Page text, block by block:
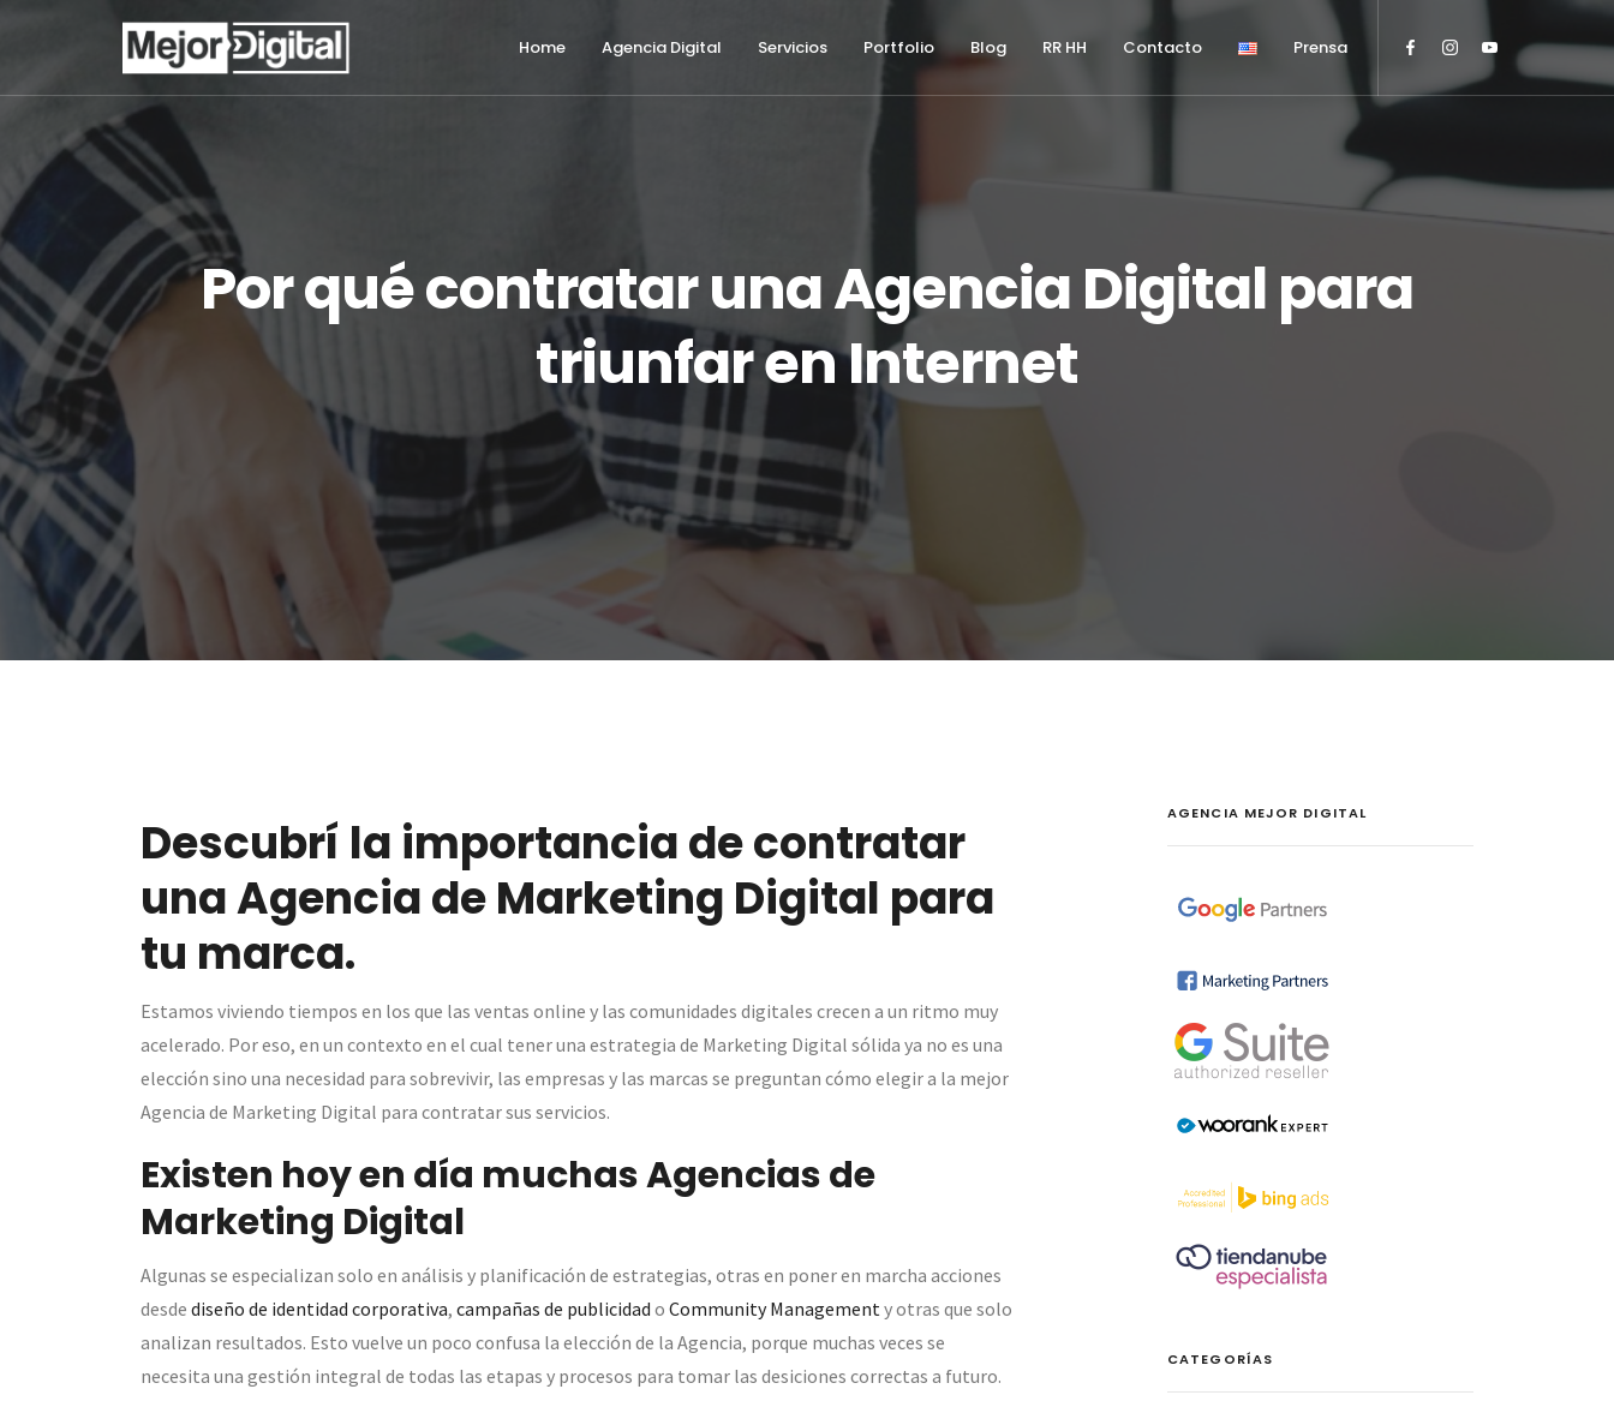
Home Agencia Digital Servicios Portfolio Blog RR HH Contacto Prensa
Por qué contratar una Agencia Digital para
triunfar en Internet
Descubrí la importancia de contratar
una Agencia de Marketing Digital para
tu marca.
Estamos viviendo tiempos en los que las ventas online y las comunidades digitales crecen a un ritmo muy
acelerado. Por eso, en un contexto en el cual tener una estrategia de Marketing Digital sólida ya no es una
elección sino una necesidad para sobrevivir, las empresas y las marcas se preguntan cómo elegir a la mejor
Agencia de Marketing Digital para contratar sus servicios.
Existen hoy en día muchas Agencias de
Marketing Digital
Algunas se especializan solo en análisis y planificación de estrategias, otras en poner en marcha acciones
desde diseño de identidad corporativa, campañas de publicidad o Community Managementy otras que solo
analizan resultados. Esto vuelve un poco confusa la elección de la Agencia, porque muchas veces se
necesita una gestión integral de todas las etapas y procesos para tomar las desiciones correctas a futuro.
AGENCIA MEJOR DIGITAL
CATEGORÍAS
modal-check